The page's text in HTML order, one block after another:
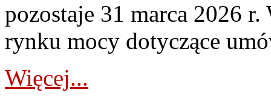
pozostaje 31 marca 2026
rynku mocy dotyczące
Więcej...